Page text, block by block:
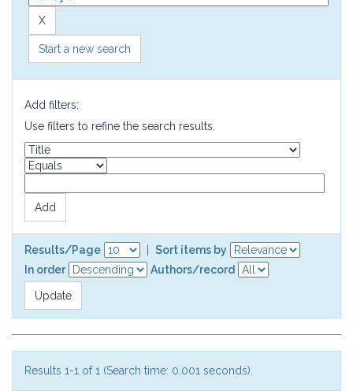
Start a new search
Add filters:
Use filters to refine the search results.
Results/Page
Sort items by
In order
Authors/record
Results 1-1 of 1 (Search time: 0.001 seconds).